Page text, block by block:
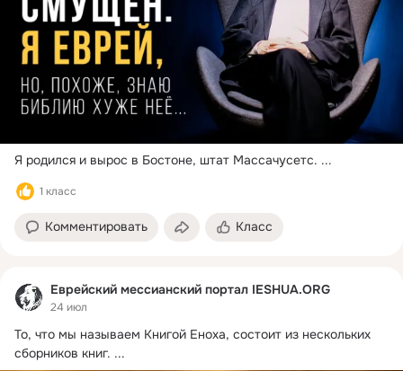
Я родился и вырос в Бостоне, штат Массачусетс. ...
1 класс
Комментировать Класс
Еврейский мессианский портал IESHUA.ORG
24 июл
То, что мы называем Книгой Еноха, состоит из нескольких
сборников книг. ...